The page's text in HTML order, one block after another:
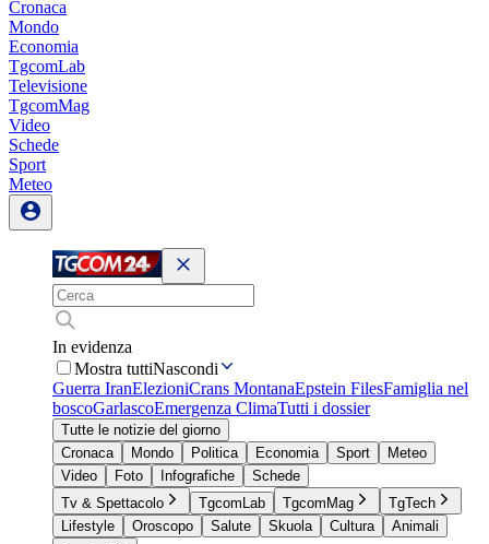
Cronaca
Mondo
Economia
TgcomLab
Televisione
TgcomMag
Video
Schede
Sport
Meteo
In evidenza
Mostra tuttiNascondi
Guerra IranElezioniCrans MontanaEpstein FilesFamiglia nel
boscoGarlascoEmergenza ClimaTutti i dossier
Tutte le notizie del giorno
Cronaca
Mondo Politica Economia Sport
Meteo
Video
Foto Infografiche
Schede
Tv & Spettacolo
TgcomLab TgcomMag
TgTech
Lifestyle
Oroscopo Salute Skuola Cultura
Animali